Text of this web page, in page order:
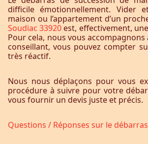
difficile émotionnellement. Vider
maison ou l’appartement d’un
Soudiac 33920 est, effectivement,
Pour cela, nous vous accompagnons
conseillant, vous pouvez compter
très réactif.
Nous nous déplaçons pour vous
procédure à suivre pour votre
vous fournir un devis juste et précis.
Questions / Réponses sur le